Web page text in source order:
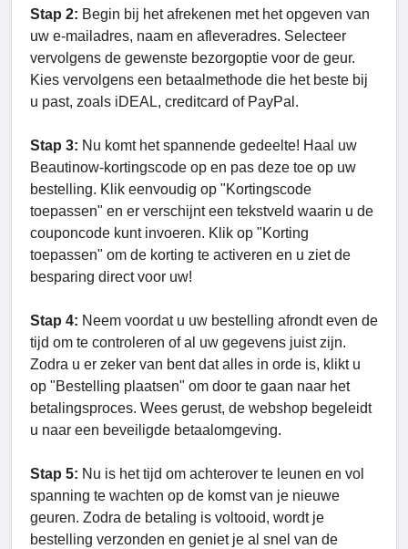
Stap 2: Begin bij het afrekenen met het opgeven van
uw e-mailadres, naam en afleveradres. Selecteer
vervolgens de gewenste bezorgoptie voor de geur.
Kies vervolgens een betaalmethode die het beste bij
u past, zoals iDEAL, creditcard of PayPal.
Stap 3: Nu komt het spannende gedeelte! Haal uw
Beautinow-kortingscode op en pas deze toe op uw
bestelling. Klik eenvoudig op "Kortingscode
toepassen" en er verschijnt een tekstveld waarin u de
couponcode kunt invoeren. Klik op "Korting
toepassen" om de korting te activeren en u ziet de
besparing direct voor uw!
Stap 4: Neem voordat u uw bestelling afrondt even de
tijd om te controleren of al uw gegevens juist zijn.
Zodra u er zeker van bent dat alles in orde is, klikt u
op "Bestelling plaatsen" om door te gaan naar het
betalingsproces. Wees gerust, de webshop begeleidt
u naar een beveiligde betaalomgeving.
Stap 5: Nu is het tijd om achterover te leunen en vol
spanning te wachten op de komst van je nieuwe
geuren. Zodra de betaling is voltooid, wordt je
bestelling verzonden en geniet je al snel van de